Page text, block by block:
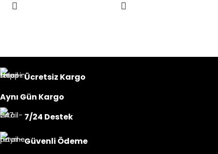
Ücretsiz Kargo
Aynı Gün Kargo
7/24 Destek
Güvenli Ödeme